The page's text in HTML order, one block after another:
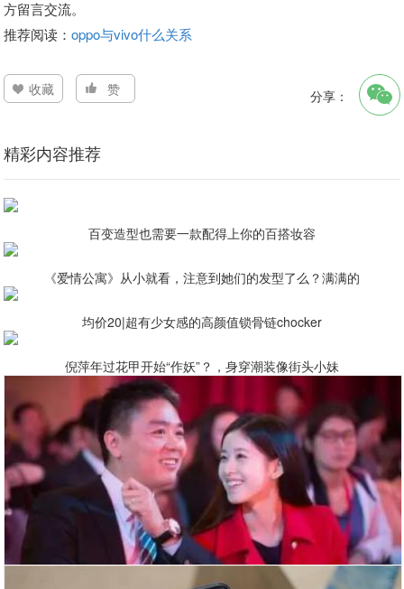
方留言交流。
推荐阅读：oppo与vivo什么关系
收藏 赞 分享：
精彩内容推荐
百变造型也需要一款配得上你的百搭妆容
《爱情公寓》从小就看，注意到她们的发型了么？满满的
均价20|超有少女感的高颜值锁骨链chocker
倪萍年过花甲开始“作妖”？，身穿潮装像街头小妹